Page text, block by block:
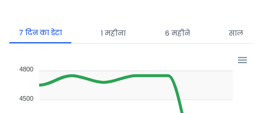
7 दिन का डेटा 1 महीना 6 महीने साल
4800
4500